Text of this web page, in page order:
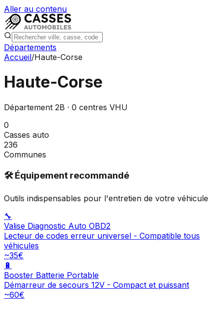
Aller au contenu
Départements
Accueil/Haute-Corse
Haute-Corse
Département 2B · 0 centres VHU
0
Casses auto
236
Communes
🛠️ Équipement recommandé
Outils indispensables pour l'entretien de votre véhicule
🔧
Valise Diagnostic Auto OBD2
Lecteur de codes erreur universel - Compatible tous
véhicules
~35€
🔋
Booster Batterie Portable
Démarreur de secours 12V - Compact et puissant
~60€